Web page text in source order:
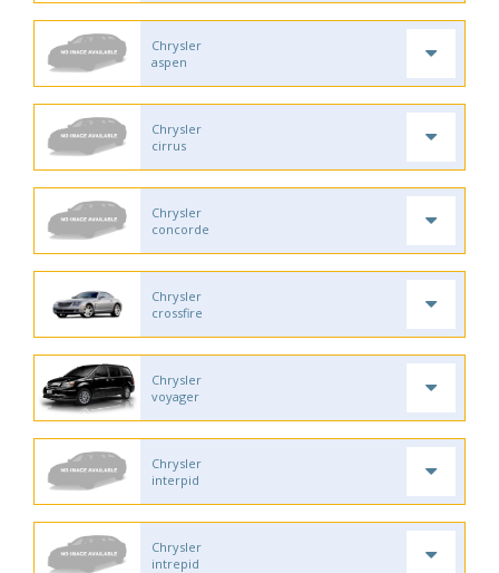
Chrysler
aspen
Chrysler
cirrus
Chrysler
concorde
Chrysler
crossfire
Chrysler
voyager
Chrysler
interpid
Chrysler
intrepid